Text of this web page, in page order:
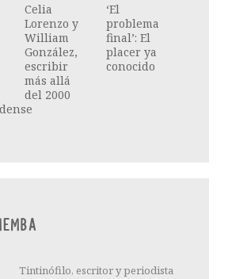
Celia
Lorenzo y
William
González,
escribir
más allá
del 2000
‘El
problema
final’: El
placer ya
conocido
Tintinófilo, escritor y periodista